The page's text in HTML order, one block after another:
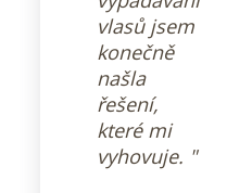
vlasů jsem
konečně
našla
řešení,
které mi
vyhovuje. "